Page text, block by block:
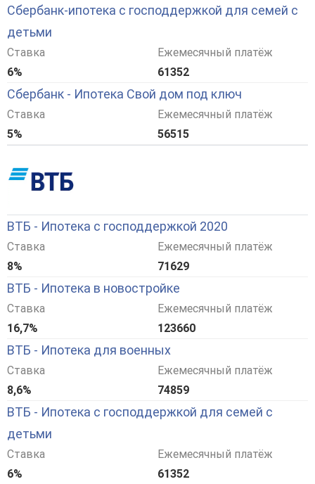
Сбербанк-ипотека с господдержкой для семей с
детьми
Ставка
6%
Ежемесячный платёж
61352
Сбербанк - Ипотека Свой дом под ключ
Ставка
5%
Ежемесячный платёж
56515
ВТБ - Ипотека с господдержкой 2020
Ставка
8%
Ежемесячный платёж
71629
ВТБ - Ипотека в новостройке
Ставка
16,7%
Ежемесячный платёж
123660
ВТБ - Ипотека для военных
Ставка
8,6%
Ежемесячный платёж
74859
ВТБ - Ипотека с господдержкой для семей с
детьми
Ставка
6%
Ежемесячный платёж
61352